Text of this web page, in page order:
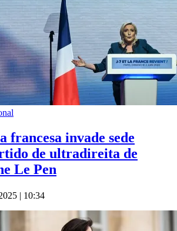
francesa invade sede
de ultradireita de
Le Pen
| 10:34